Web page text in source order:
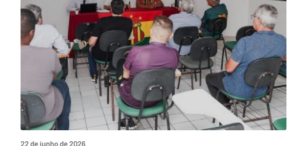
22 de junho de 2026